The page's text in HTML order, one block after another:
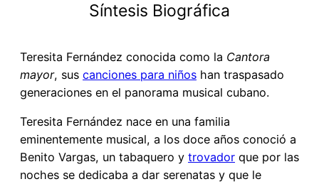
Síntesis Biográfica
Teresita Fernández conocida como la Cantora
mayor, sus canciones para niños han traspasado
generaciones en el panorama musical cubano.
Teresita Fernández nace en una familia
eminentemente musical, a los doce años conoció a
Benito Vargas, un tabaquero y trovador que por las
noches se dedicaba a dar serenatas y que le